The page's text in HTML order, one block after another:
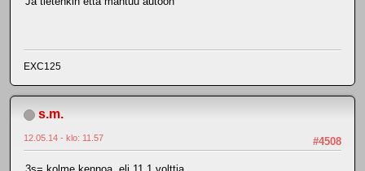
EXC125
s.m.
#4508
12.05.14 - klo: 11.57